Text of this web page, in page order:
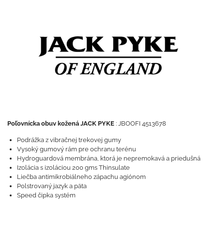
Poľovnícka obuv kožená JACK PYKE : JBOOFI 4513678
Podrážka z vibračnej trekovej gumy
Vysoký gumový rám pre ochranu terénu
Hydroguardová membrána, ktorá je nepremokavá a priedušná
Izolácia s izoláciou 200 gms Thinsulate
Liečba antimikrobiálneho zápachu agiónom
Polstrovaný jazyk a päta
Speed ​​čipka systém